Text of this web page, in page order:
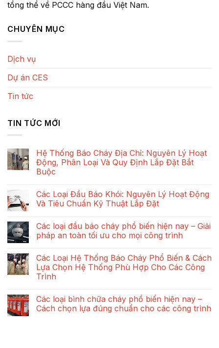
tổng thể về PCCC hàng đầu Việt Nam.
CHUYÊN MỤC
Dịch vụ
Dự án CES
Tin tức
TIN TỨC MỚI
Hệ Thống Báo Cháy Địa Chỉ: Nguyên Lý Hoạt
Động, Phân Loại Và Quy Định Lắp Đặt Bắt
Buộc
bình
luận
ở
Báo
Cháy
Địa
Lý
Hoạt
Động,
Phân
Quy
Định
Lắp
Các Loại Đầu Báo Khói: Nguyên Lý Hoạt Động
Và Tiêu Chuẩn Kỹ Thuật Lắp Đặt
bình
luận
ở
Đầu
Báo
Khói:
Nguyên
Động
Và
Tiêu
Các loại đầu báo cháy phổ biến hiện nay – Giải
pháp an toàn tối ưu cho mọi công trình
bình
luận
ở
Các
báo
cháy
phổ
Các Loại Hệ Thống Báo Cháy Phổ Biến & Cách
Lựa Chọn Hệ Thống Phù Hợp Cho Các Công
Trình
bình
luận
ở
Các loại bình chữa cháy phổ biến hiện nay –
Cách chọn lựa đúng chuẩn cho các công trình